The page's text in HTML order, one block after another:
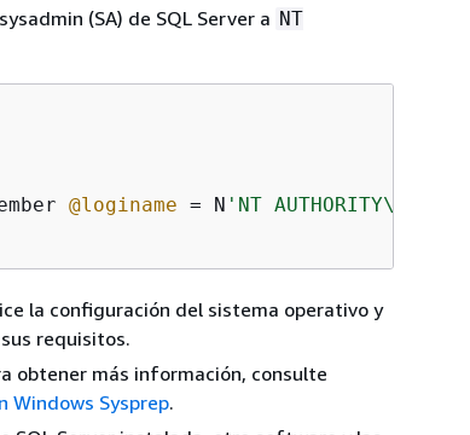
(SA) de SQL Server a NT
@loginame = N 'NT AUTHORITY\SYSTEM'
la configuración del sistema operativo y
requisitos.
obtener más información, consulte
Windows Sysprep.